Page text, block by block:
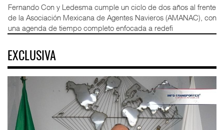
Fernando Con y Ledesma cumple un ciclo de dos años al frente
de la Asociación Mexicana de Agentes Navieros (AMANAC), con
una agenda de tiempo completo enfocada a redefi
EXCLUSIVA